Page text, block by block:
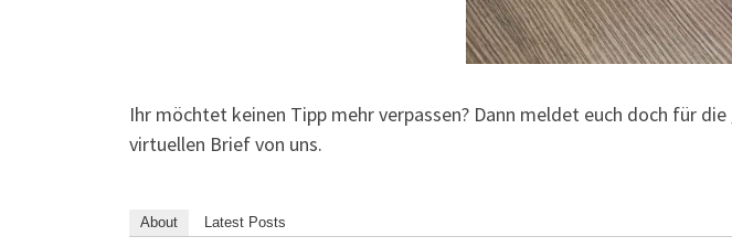
Ihr möchtet keinen Tipp mehr verpassen? Dann meldet euch doch für die
virtuellen Brief von uns.
About Latest Posts